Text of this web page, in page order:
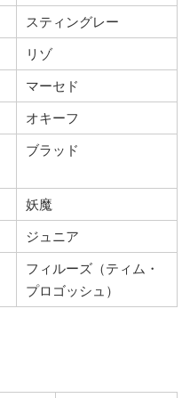
スティングレー
リゾ
マーセド
オキーフ
ブラッド
妖魔
ジュニア
フィルーズ（ティム・
プロゴッシュ）